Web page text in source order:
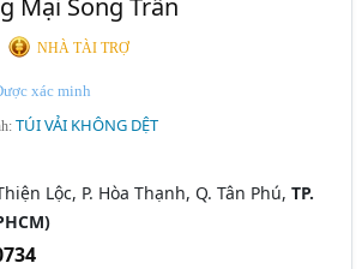
Giỏ, Vali - Công Ty May Và Sản Xuất
Trái Cây - Sản Xuất Và Kinh Doanh
Long An Quảng Nam
Long
NHÀ TÀI TRỢ
xác minh
TÚI VẢI KHÔNG DỆT
Lộc, P. Hòa Thạnh, Q. Tân Phú,TP.